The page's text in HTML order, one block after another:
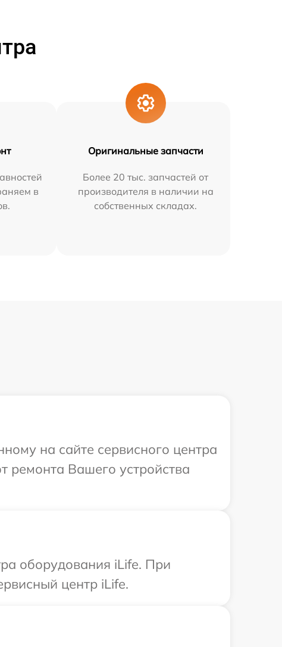
в
Оригинальные запчасти
Более 20 тыс. запчастей от
производителя в наличии на
собственных складах.
на сайте сервисного центра
ремонта Вашего устройства
оборудования iLife. При
центр iLife.